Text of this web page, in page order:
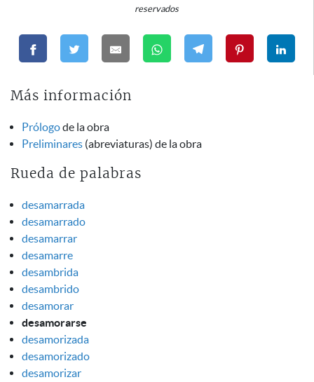
reservados
Más información
Prólogode la obra
Preliminares (abreviaturas) de la obra
Rueda de palabras
desamarrada
desamarrado
desamarrar
desamarre
desambrida
desambrido
desamorar
desamorarse
desamorizada
desamorizado
desamorizar